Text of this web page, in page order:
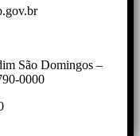
São Domingos –
0000